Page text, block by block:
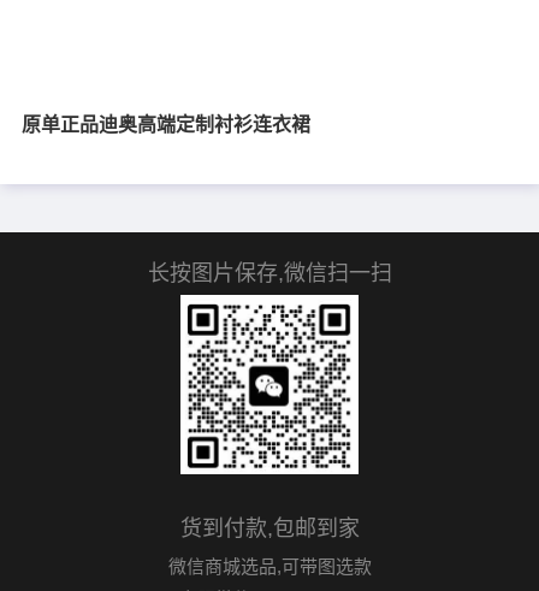
原单正品迪奥高端定制衬衫连衣裙
长按图片保存,微信扫一扫
货到付款,包邮到家
微信商城选品,可带图选款